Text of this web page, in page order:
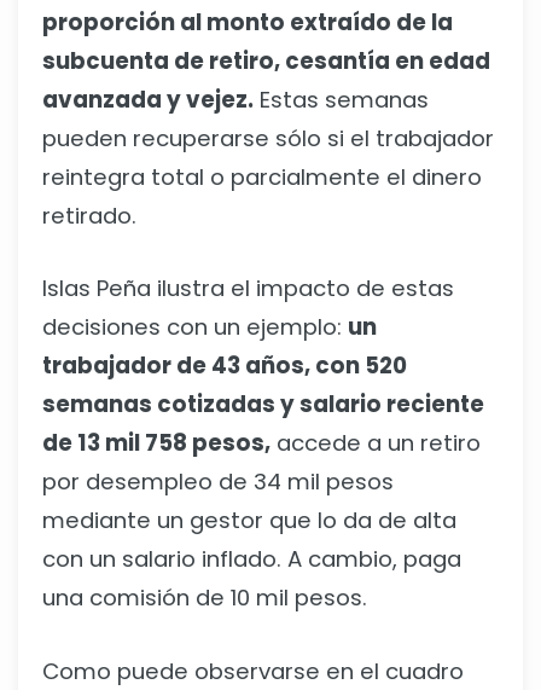
proporción al monto extraído de la
subcuenta de retiro, cesantía en edad
avanzada y vejez. Estas semanas
pueden recuperarse sólo si el trabajador
reintegra total o parcialmente el dinero
retirado.
Islas Peña ilustra el impacto de estas
decisiones con un ejemplo: un
trabajador de 43 años, con 520
semanas cotizadas y salario reciente
de 13 mil 758 pesos, accede a un retiro
por desempleo de 34 mil pesos
mediante un gestor que lo da de alta
con un salario inflado. A cambio, paga
una comisión de 10 mil pesos.
Como puede observarse en el cuadro